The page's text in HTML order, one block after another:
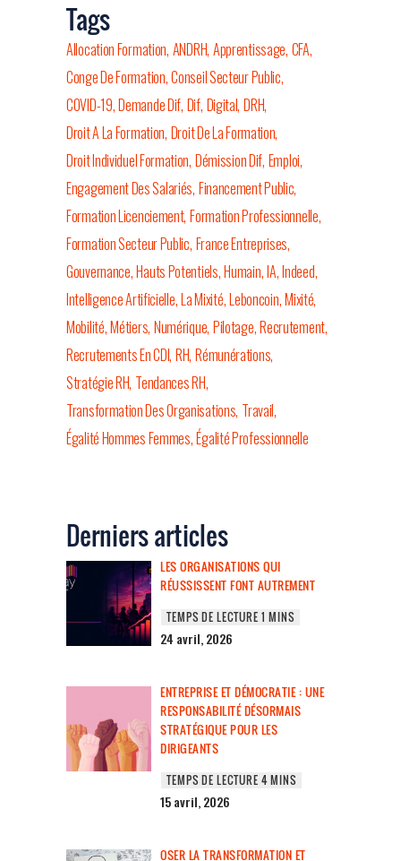
Tags
Allocation Formation ANDRH Apprentissage CFA
Conge De Formation Conseil Secteur Public
COVID-19 Demande Dif Dif Digital DRH
Droit A La Formation Droit De La Formation
Droit Individuel Formation Démission Dif Emploi
Engagement Des Salariés Financement Public
Formation Licenciement Formation Professionnelle
Formation Secteur Public France Entreprises
Gouvernance Hauts Potentiels Humain IA Indeed
Intelligence Artificielle La Mixité Leboncoin Mixité
Mobilité Métiers Numérique Pilotage Recrutement
Recrutements En CDI RH Rémunérations
Stratégie RH Tendances RH
Transformation Des Organisations Travail
Égalité Hommes Femmes Égalité Professionnelle
Derniers articles
LES ORGANISATIONS QUI
RÉUSSISSENT FONT AUTREMENT
24 avril, 2026
ENTREPRISE ET DÉMOCRATIE : UNE
RESPONSABILITÉ DÉSORMAIS
STRATÉGIQUE POUR LES
DIRIGEANTS
15 avril, 2026
OSER LA TRANSFORMATION ET